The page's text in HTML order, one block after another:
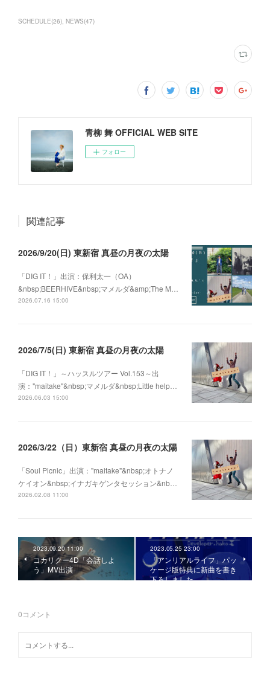
SCHEDULE(26) NEWS(47)
青柳 舞 OFFICIAL WEB SITE
フォロー
関連記事
2026/9/20(日) 東新宿 真昼の月夜の太陽
「DIG IT！」出演：保利太一（OA）
&nbsp;BEERHIVE&nbsp;マメルダ&amp;The M…
2026.07.16 15:00
2026/7/5(日) 東新宿 真昼の月夜の太陽
「DIG IT！」～ハッスルツアー Vol.153～出
演："maitake"&nbsp;マメルダ&nbsp;Little help…
2026.06.03 15:00
2026/3/22（日）東新宿 真昼の月夜の太陽
「Soul Picnic」出演："maitake"&nbsp;オトナノ
ケイオン&nbsp;イナガキゲンタセッション&nb…
2026.02.08 11:00
2023.09.20 11:00
コカリクー4D「会話しよ
う」MV出演
2023.05.25 23:00
「アンリアルライフ」パッ
ケージ版特典に新曲を書き
下ろしました
0コメント